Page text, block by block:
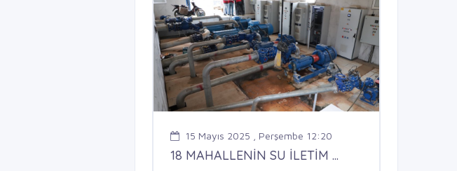
15 Mayıs 2025 , Perşembe 12:20
18 MAHALLENİN SU İLETİM ...